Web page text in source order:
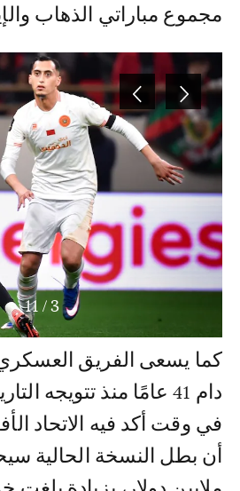
مجموع مباراتي الذهاب
3
/
11
كما يسعى الفريق العسكري
في وقت أكد فيه الاتحاد
أن بطل النسخة الحالية